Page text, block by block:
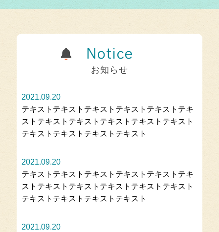
Notice
お知らせ
2021.09.20
テキストテキストテキストテキストテキストテキ
ストテキストテキストテキストテキストテキスト
テキストテキストテキストテキスト
2021.09.20
テキストテキストテキストテキストテキストテキ
ストテキストテキストテキストテキストテキスト
テキストテキストテキストテキスト
2021.09.20